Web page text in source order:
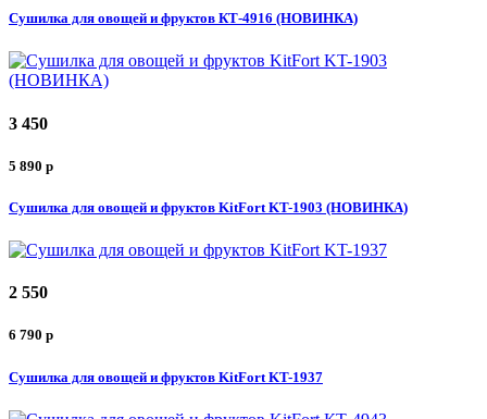
Сушилка для овощей и фруктов КТ-4916 (НОВИНКА)
3 450
5 890 p
Сушилка для овощей и фруктов KitFort KT-1903 (НОВИНКА)
2 550
6 790 p
Сушилка для овощей и фруктов KitFort KT-1937